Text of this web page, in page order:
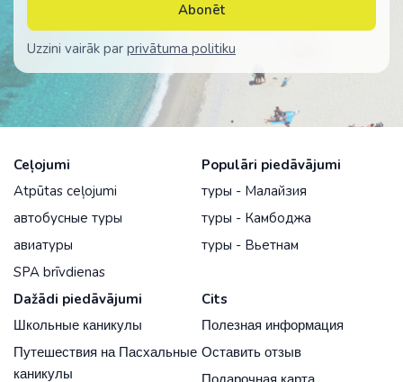
Abonēt
Uzzini vairāk par privātuma politiku
Ceļojumi
Atpūtas ceļojumi
автобусные туры
авиатуры
SPA brīvdienas
Populāri piedāvājumi
туры - Малайзия
туры - Камбоджа
туры - Вьетнам
Dažādi piedāvājumi
Школьные каникулы
Путешествия на Пасхальные
каникулы
Cits
Полезная информация
Оставить отзыв
Подарочная карта